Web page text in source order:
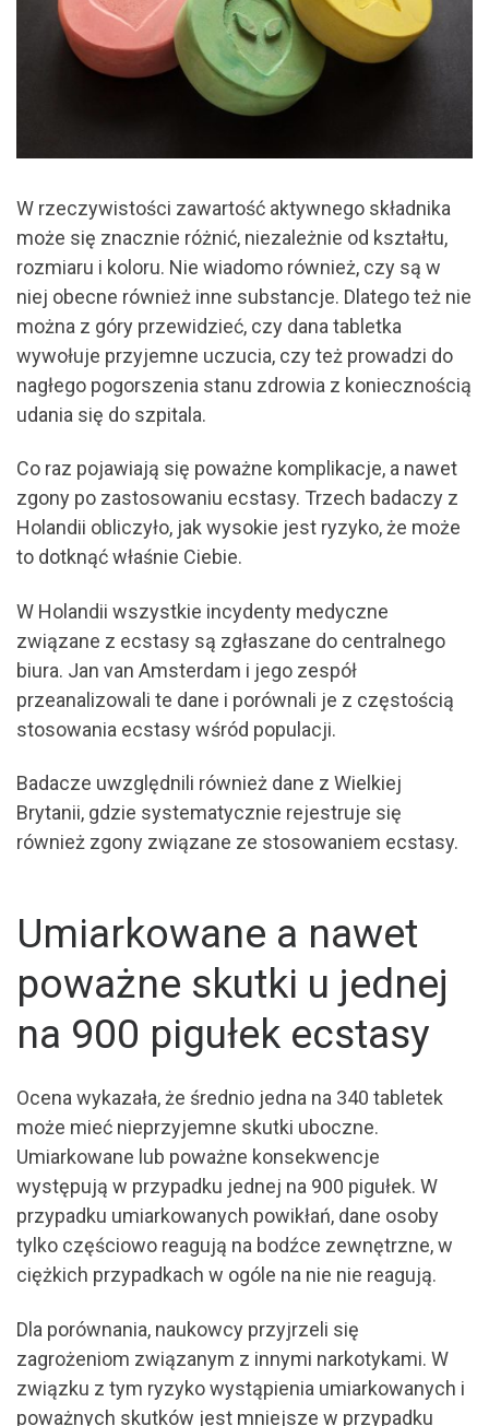
W rzeczywistości zawartość aktywnego składnika
może się znacznie różnić, niezależnie od kształtu,
rozmiaru i koloru. Nie wiadomo również, czy są w
niej obecne również inne substancje. Dlatego też nie
można z góry przewidzieć, czy dana tabletka
wywołuje przyjemne uczucia, czy też prowadzi do
nagłego pogorszenia stanu zdrowia z koniecznością
udania się do szpitala.
Co raz pojawiają się poważne komplikacje, a nawet
zgony po zastosowaniu ecstasy. Trzech badaczy z
Holandii obliczyło, jak wysokie jest ryzyko, że może
to dotknąć właśnie Ciebie.
W Holandii wszystkie incydenty medyczne
związane z ecstasy są zgłaszane do centralnego
biura. Jan van Amsterdam i jego zespół
przeanalizowali te dane i porównali je z częstością
stosowania ecstasy wśród populacji.
Badacze uwzględnili również dane z Wielkiej
Brytanii, gdzie systematycznie rejestruje się
również zgony związane ze stosowaniem ecstasy.
Umiarkowane a nawet
poważne skutki u jednej
na 900 pigułek ecstasy
Ocena wykazała, że średnio jedna na 340 tabletek
może mieć nieprzyjemne skutki uboczne.
Umiarkowane lub poważne konsekwencje
występują w przypadku jednej na 900 pigułek. W
przypadku umiarkowanych powikłań, dane osoby
tylko częściowo reagują na bodźce zewnętrzne, w
ciężkich przypadkach w ogóle na nie nie reagują.
Dla porównania, naukowcy przyjrzeli się
zagrożeniom związanym z innymi narkotykami. W
związku z tym ryzyko wystąpienia umiarkowanych i
poważnych skutków jest mniejsze w przypadku